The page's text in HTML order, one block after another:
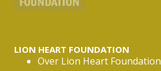
s
LION HEART FOUNDATION
Over Lion Heart Foundation